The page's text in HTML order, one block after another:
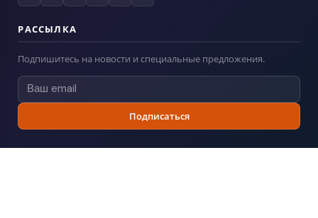
РАССЫЛКА
Подпишитесь на новости и специальные предложения.
Подписаться